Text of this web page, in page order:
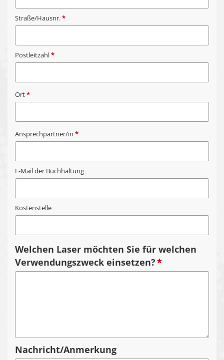
Straße/Hausnr.*
Postleitzahl*
Ort*
Ansprechpartner/in *
E-Mail der Buchhaltung
Kostenstelle
Welchen Laser möchten Sie für welchen
Verwendungszweck einsetzen?*
Nachricht/Anmerkung